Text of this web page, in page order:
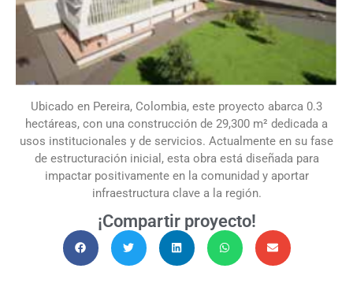
Ubicado en Pereira, Colombia, este proyecto abarca 0.3
hectáreas, con una construcción de 29,300 m² dedicada a
usos institucionales y de servicios. Actualmente en su fase
de estructuración inicial, esta obra está diseñada para
impactar positivamente en la comunidad y aportar
infraestructura clave a la región.
¡Compartir proyecto!